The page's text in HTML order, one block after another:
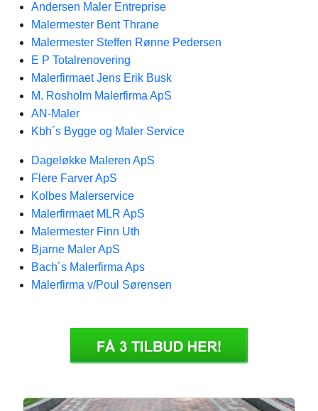
Andersen Maler Entreprise
Malermester Bent Thrane
Malermester Steffen Rønne Pedersen
E P Totalrenovering
Malerfirmaet Jens Erik Busk
M. Rosholm Malerfirma ApS
AN-Maler
Kbh´s Bygge og Maler Service
Dageløkke Maleren ApS
Flere Farver ApS
Kolbes Malerservice
Malerfirmaet MLR ApS
Malermester Finn Uth
Bjarne Maler ApS
Bach´s Malerfirma Aps
Malerfirma v/Poul Sørensen